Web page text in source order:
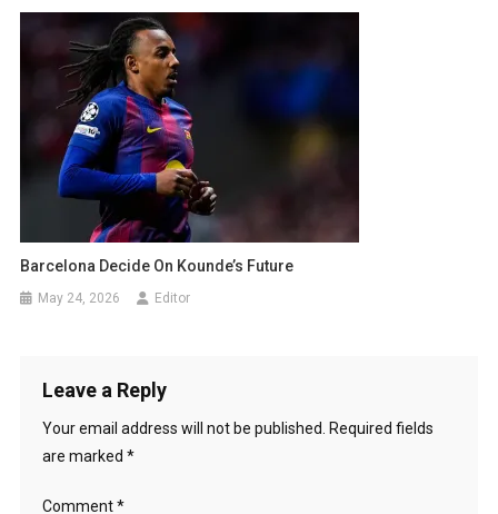
Barcelona Decide On Kounde’s Future
May 24, 2026 Editor
Leave a Reply
Your email address will not be published.
Required fields
are marked *
Comment*